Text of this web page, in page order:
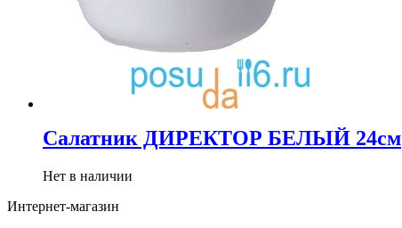
Салатник ДИРЕКТОР БЕЛЫЙ 24см
Нет в наличии
Интернет-магазин